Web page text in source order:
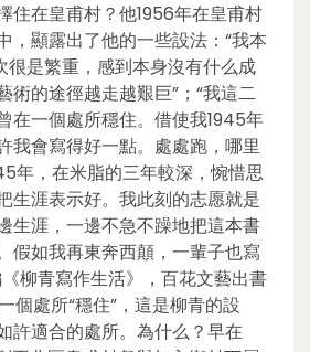
住在皇甫村？他1956年在皇甫村
，顯露出了他的一些設法：“我本
很是繁重，感到本身沒有什么成
術的途徑越走越艱巨”；“我這二
在一個處所穩住。借使我1945年
我會寫得好一點。處處跑，哪里
年，在米脂的三年較深，惋惜思
生涯表示好。我此刻的志愿就是
生涯，一邊不急不躁地把這本書
假如我再東奔西顛，一輩子也寫
柳青寫作生活》，百花文藝出書
個處所“穩住”，這是柳青的設
許適合的處所。為什么？早在